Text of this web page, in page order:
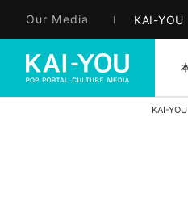
Our Media KAI-YOU
KAI-YOU